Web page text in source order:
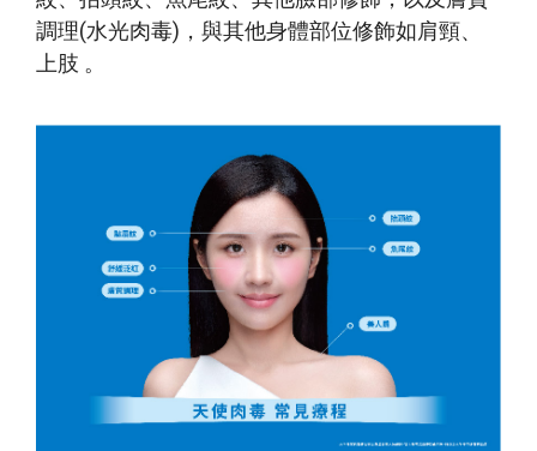
調理(水光肉毒)，與其他身體部位修飾如肩頸、
上肢 。